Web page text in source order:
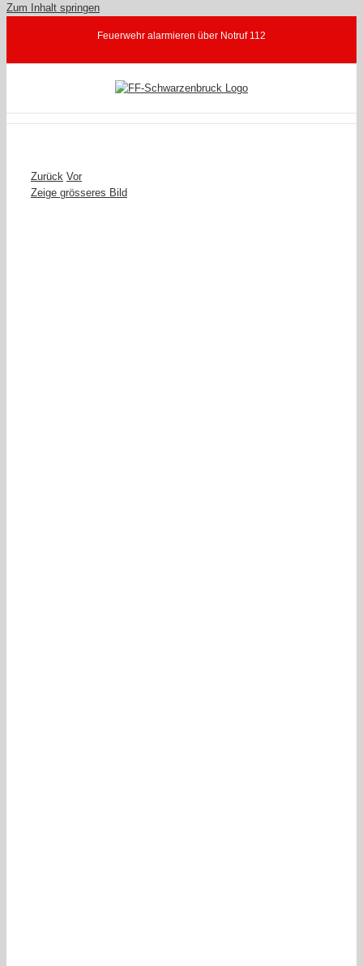
Zum Inhalt springen
Feuerwehr alarmieren über Notruf 112
Zurück Vor
Zeige grösseres Bild